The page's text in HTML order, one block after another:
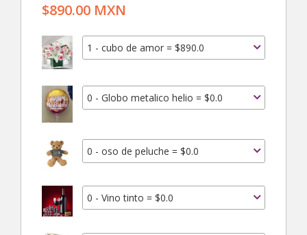
$890.00 MXN
1 - cubo de amor = $890.0
0 - Globo metalico helio = $0.0
0 - oso de peluche = $0.0
0 - Vino tinto = $0.0